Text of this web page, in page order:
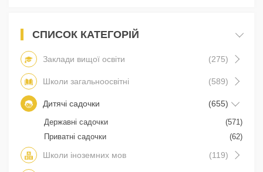
СПИСОК КАТЕГОРІЙ
Заклади вищої освіти (275)
Школи загальноосвітні (589)
Дитячі садочки (655)
Державні садочки
(571)
Приватні садочки
(62)
Школи іноземних мов (119)